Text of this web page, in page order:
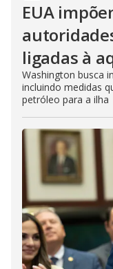
EUA
ligadas à
Washington busca
incluindo medidas
petróleo para a ilha